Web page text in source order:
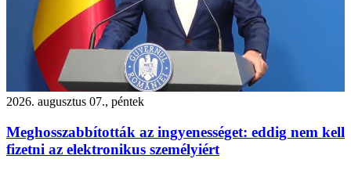
2026. augusztus 07., péntek
Meghosszabbították az ingyenességet: eddig nem kell
fizetni az elektronikus személyiért